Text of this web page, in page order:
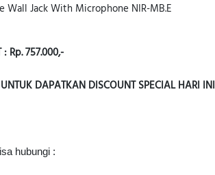
Wall Jack With Microphone NIR-MB.E
: Rp. 757.000,-
DAPATKAN DISCOUNT SPECIAL HARI INI
hubungi :